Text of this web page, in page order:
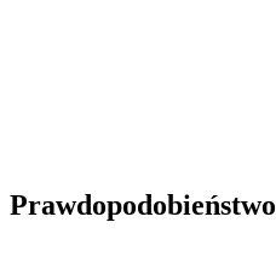
Prawdopodobieństwo